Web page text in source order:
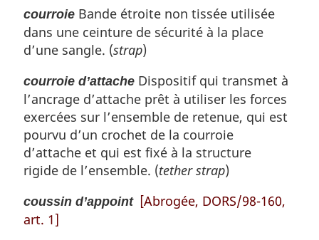
courroie Bande étroite non tissée utilisée
dans une ceinture de sécurité à la place
d’une sangle. (strap)
courroie d’attache Dispositif qui transmet à
l’ancrage d’attache prêt à utiliser les forces
exercées sur l’ensemble de retenue, qui est
pourvu d’un crochet de la courroie
d’attache et qui est fixé à la structure
rigide de l’ensemble. (tether strap)
coussin d’appoint [Abrogée, DORS/98-160,
art. 1]